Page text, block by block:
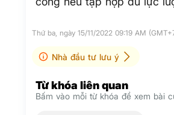
Thứ ba, ngày 15/11/2022 09:19 AM
Nhà đầu tư lưu ý
Từ khóa liên quan
Bấm vào mỗi từ khóa để xem bài